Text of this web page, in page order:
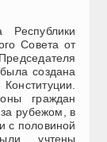
Совета от
создана
граждан
рубежом, в
с половиной
учтены